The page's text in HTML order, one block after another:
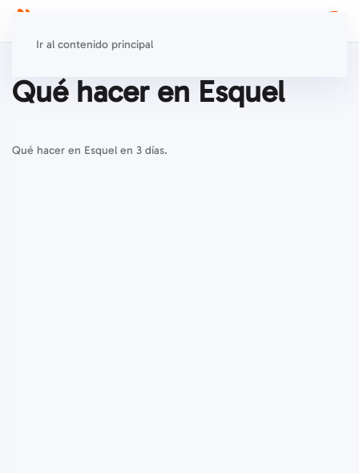
Ir al contenido principal
Qué hacer en Esquel
Qué hacer en Esquel en 3 días.